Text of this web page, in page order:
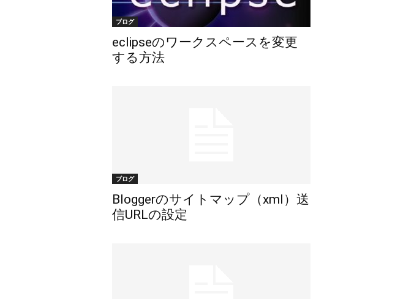
ブログ
eclipseのワークスペースを変更
する方法
ブログ
Bloggerのサイトマップ（xml）送
信URLの設定